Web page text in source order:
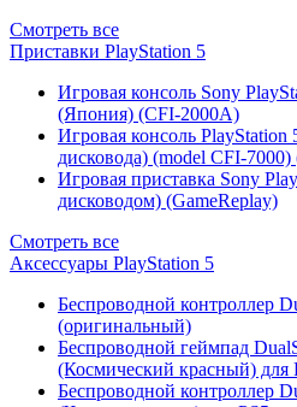
Смотреть все
Приставки PlayStation 5
Игровая консоль Sony
(Япония) (CFI-2000A)
Игровая консоль
дисковода) (model CFI-
Игровая приставка Sony
дисководом) (GameReplay)
Смотреть все
Аксессуары PlayStation 5
Беспроводной контроллер
(оригинальный)
Беспроводной геймпад
(Космический красный) для
Беспроводной контроллер